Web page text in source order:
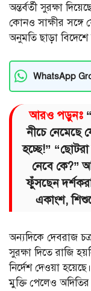
অন্তর্বর্তী সুরক্ষা
কোনও সাক্ষীর
অনুমতি ছাড়া বিদেশে
WhatsApp
আরও পড়ুনঃ
নীচে
হচ্ছে!”
নেবে কে?”
ফুঁসছেন
একাংশ,
অন্যদিকে দেবরাজ
সুরক্ষা দিতে রাজি
নির্দেশ দেওয়া
মুক্তি পেলেও